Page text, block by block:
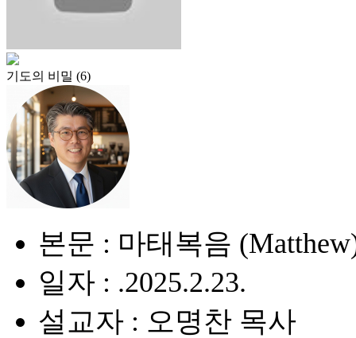
기도의 비밀 (6)
본문 : 마태복음
일자 : .2025.2.23.
설교자 : 오명찬 목사